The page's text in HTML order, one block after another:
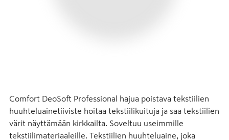
Comfort DeoSoft Professional hajua poistava tekstiilien
huuhteluainetiiviste hoitaa tekstiilikuituja ja saa tekstiilien
värit näyttämään kirkkailta. Soveltuu useimmille
tekstiilimateriaaleille. Tekstiilien huuhteluaine, joka